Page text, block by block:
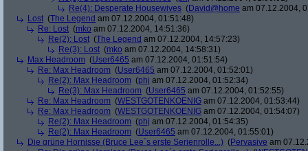
Re(4): Desperate Housewives (David@home am 07.12.2004,
Lost (The Legend am 07.12.2004, 01:51:48)
Re: Lost (mko am 07.12.2004, 14:51:36)
Re(2): Lost (The Legend am 07.12.2004, 14:57:23)
Re(3): Lost (mko am 07.12.2004, 14:58:31)
Max Headroom (User6465 am 07.12.2004, 01:51:54)
Re: Max Headroom (User6465 am 07.12.2004, 01:52:01)
Re(2): Max Headroom (phj am 07.12.2004, 01:52:34)
Re(3): Max Headroom (User6465 am 07.12.2004, 01:52:55)
Re: Max Headroom (WESTGOTENKOENIG am 07.12.2004, 01:53:44)
Re: Max Headroom (WESTGOTENKOENIG am 07.12.2004, 01:54:07)
Re(2): Max Headroom (phj am 07.12.2004, 01:54:35)
Re(2): Max Headroom (User6465 am 07.12.2004, 01:55:01)
Die grüne Hornisse (Bruce Lee´s erste Serienrolle...) (Pervasive am